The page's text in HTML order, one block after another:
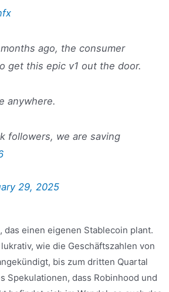
ago, the consumer
get this epic v1 out the door.
anywhere.
followers, we are saving
29, 2025
einen eigenen Stablecoin plant.
wie die Geschäftszahlen von
bis zum dritten Quartal
Spekulationen, dass Robinhood und